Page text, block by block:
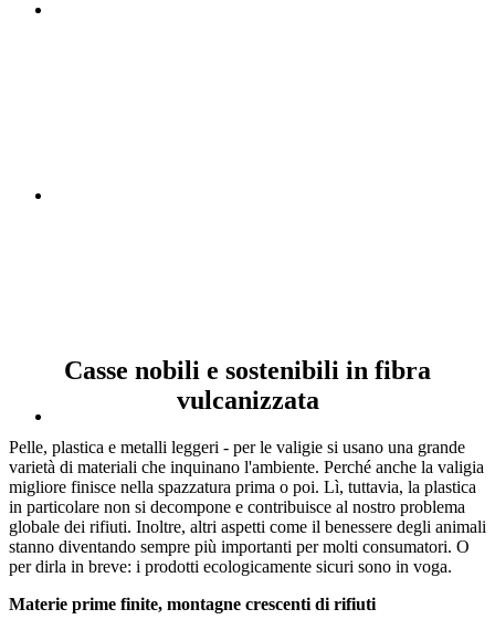
Casse nobili e sostenibili in fibra
vulcanizzata
Pelle, plastica e metalli leggeri - per le valigie si usano una grande
varietà di materiali che inquinano l'ambiente. Perché anche la valigia
migliore finisce nella spazzatura prima o poi. Lì, tuttavia, la plastica
in particolare non si decompone e contribuisce al nostro problema
globale dei rifiuti. Inoltre, altri aspetti come il benessere degli animali
stanno diventando sempre più importanti per molti consumatori. O
per dirla in breve: i prodotti ecologicamente sicuri sono in voga.
Materie prime finite, montagne crescenti di rifiuti